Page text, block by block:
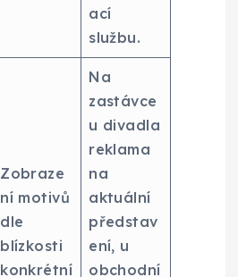
ací
službu.
Zobraze
ní motivů
dle
blízkosti
konkrétní
Na
zastávce
u divadla
reklama
na
aktuální
představ
ení, u
obchodní